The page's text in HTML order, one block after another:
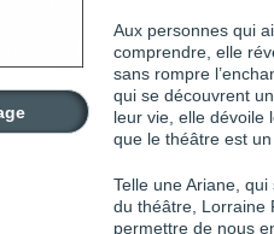
Aux personnes qui
comprendre, elle
sans rompre
qui se découvrent
leur vie, elle
que le théâtre est
Telle une Ariane,
du théâtre, Lorraine
permettre de nous